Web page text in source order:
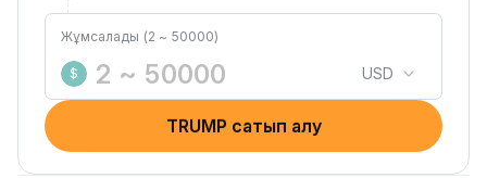
Жұмсалады (2 ~ 50000)
$ USD
TRUMP сатып алу